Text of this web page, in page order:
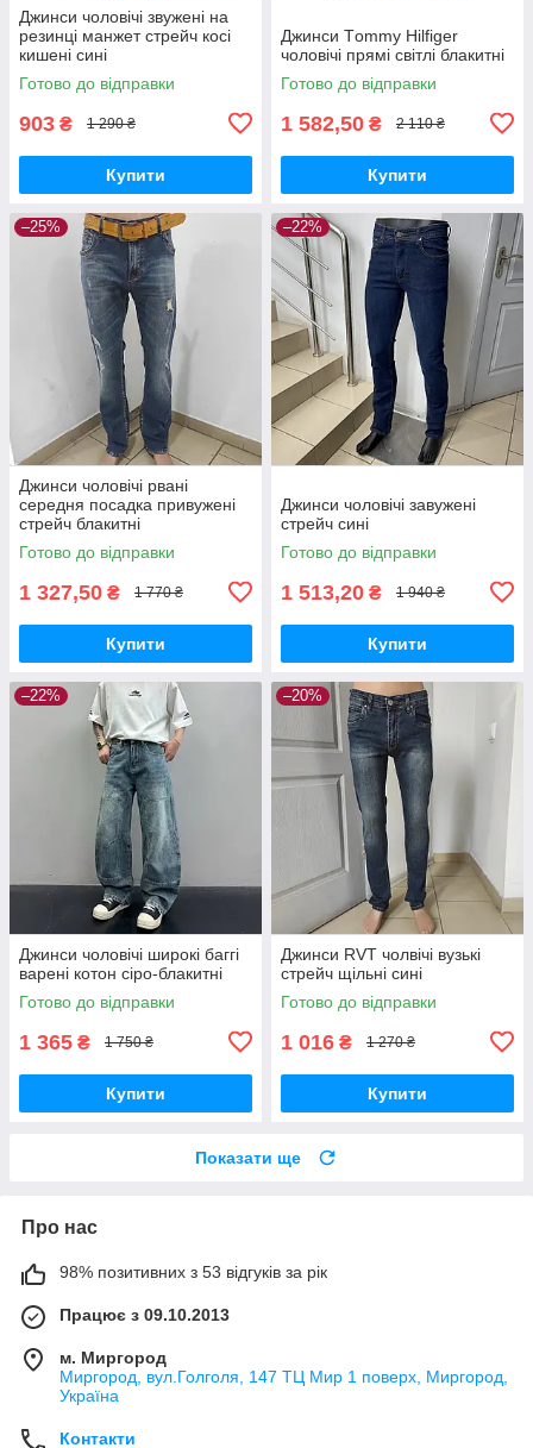
Джинси чоловічі звужені на
резинці манжет стрейч косі
кишені сині
Готово до відправки
903 ₴ 1 290 ₴
Купити
Джинси Тommy Нilfiger
чоловічі прямі світлі блакитні
Готово до відправки
1 582,50 ₴ 2 110 ₴
Купити
–25%
Джинси чоловічі рвані
середня посадка привужені
стрейч блакитні
Готово до відправки
1 327,50 ₴ 1 770 ₴
Купити
–22%
Джинси чоловічі завужені
стрейч сині
Готово до відправки
1 513,20 ₴ 1 940 ₴
Купити
–22%
Джинси чоловічі широкі баггі
варені котон сіро-блакитні
Готово до відправки
1 365 ₴ 1 750 ₴
Купити
–20%
Джинси RVT чолвічі вузькі
стрейч щільні сині
Готово до відправки
1 016 ₴ 1 270 ₴
Купити
Показати ще
Про нас
98% позитивних з 53 відгуків за рік
Працює з 09.10.2013
м. Миргород
Миргород, вул.Голголя, 147 ТЦ Мир 1 поверх, Миргород,
Україна
Контакти